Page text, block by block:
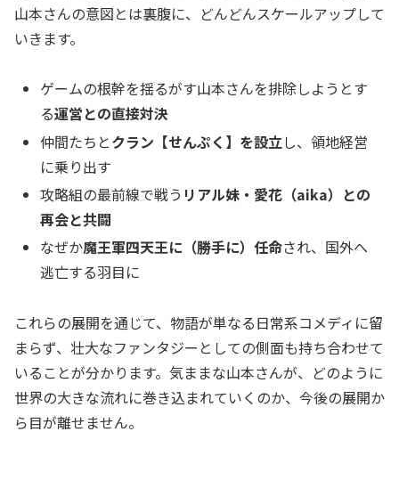
山本さんの意図とは裏腹に、どんどんスケールアップして
いきます。
ゲームの根幹を揺るがす山本さんを排除しようとす
る運営との直接対決
仲間たちとクラン【せんぷく】を設立し、領地経営
に乗り出す
攻略組の最前線で戦う リアル妹・愛花（aika）との
再会と共闘
なぜか魔王軍四天王に（勝手に）任命され、国外へ
逃亡する羽目に
これらの展開を通じて、物語が単なる日常系コメディに留
まらず、壮大なファンタジーとしての側面も持ち合わせて
いることが分かります。気ままな山本さんが、どのように
世界の大きな流れに巻き込まれていくのか、今後の展開か
ら目が離せません。